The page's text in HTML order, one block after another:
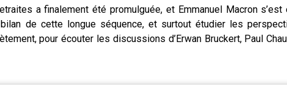
a finalement été promulguée, et Emmanuel Macron s’est
de cette longue séquence, et surtout étudier les
pour écouter les discussions d’Erwan Bruckert, Paul